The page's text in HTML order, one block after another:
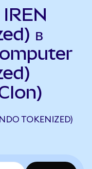
IREN
в
TOKENIZED)